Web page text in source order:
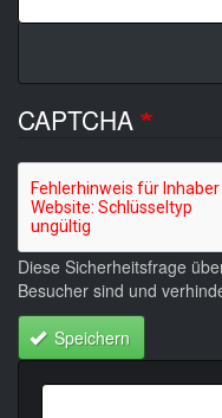
CAPTCHA
Diese Sicherheitsfrage
Besucher sind und
Speichern